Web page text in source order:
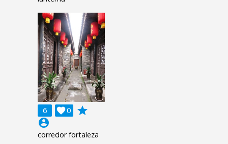
6 0

grade
account_circle
corredor fortaleza